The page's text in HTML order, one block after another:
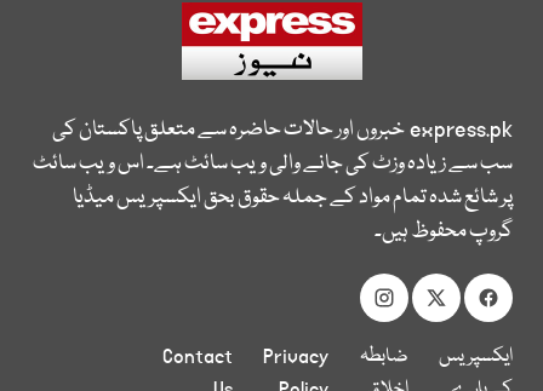
express.pkخبروں اور حالات حاضرہ سے متعلق پاکستان کی
سب سے زیادہ وزٹ کی جانے والی ویب سائٹ ہے۔ اس ویب سائٹ
پر شائع شدہ تمام مواد کے جملہ حقوق بحق ایکسپریس میڈیا
گروپ محفوظ ہیں۔
ایکسپریس
ضابطہ
Privacy
Contact